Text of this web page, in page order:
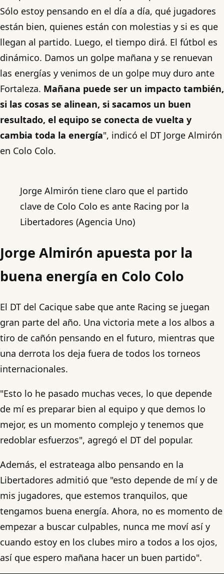
Sólo estoy pensando en el día a día, qué jugadores
están bien, quienes están con molestias y si es que
llegan al partido. Luego, el tiempo dirá. El fútbol es
dinámico. Damos un golpe mañana y se renuevan
las energías y venimos de un golpe muy duro ante
Fortaleza. Mañana puede ser un impacto también,
si las cosas se alinean, si sacamos un buen
resultado, el equipo se conecta de vuelta y
cambia toda la energía", indicó el DT Jorge Almirón
en Colo Colo.
Jorge Almirón tiene claro que el partido
clave de Colo Colo es ante Racing por la
Libertadores (Agencia Uno)
Jorge Almirón apuesta por la
buena energía en Colo Colo
El DT del Cacique sabe que ante Racing se juegan
gran parte del año. Una victoria mete a los albos a
tiro de cañón pensando en el futuro, mientras que
una derrota los deja fuera de todos los torneos
internacionales.
"Esto lo he pasado muchas veces, lo que depende
de mí es preparar bien al equipo y que demos lo
mejor, es un momento complejo y tenemos que
redoblar esfuerzos", agregó el DT del popular.
Además, el estrateaga albo pensando en la
Libertadores admitió que "esto depende de mí y de
mis jugadores, que estemos tranquilos, que
tengamos buena energía. Ahora, no es momento de
empezar a buscar culpables, nunca me moví así y
cuando estoy en los clubes miro a todos a los ojos,
así que espero mañana hacer un buen partido".